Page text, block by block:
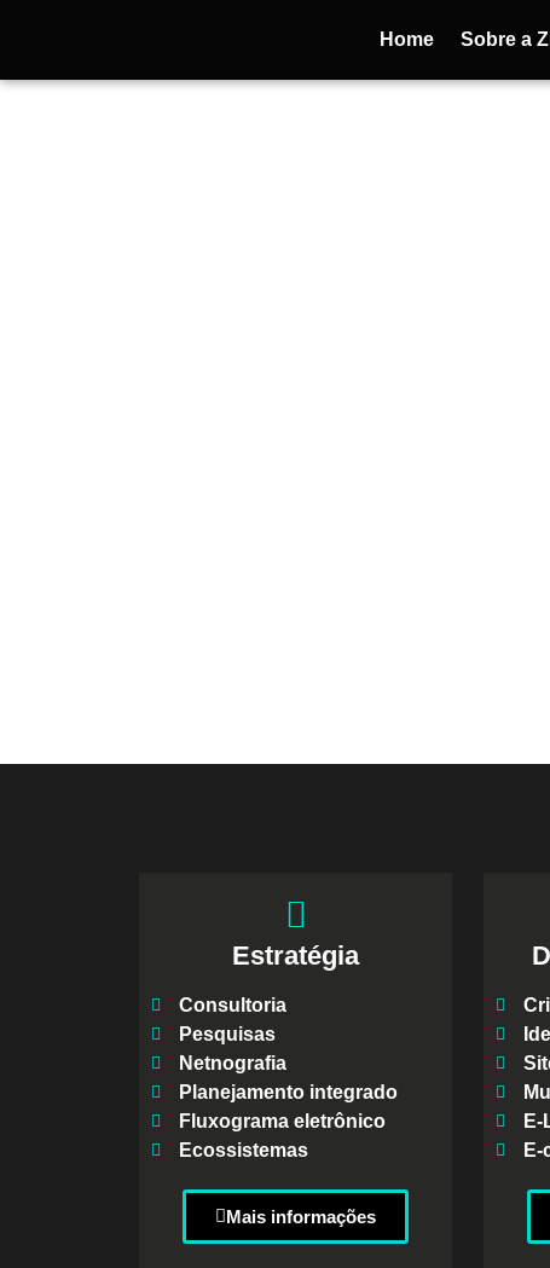
Home Sobre a
Estratégia
Consultoria
Pesquisas
Netnografia
Planejamento integrado
Fluxograma eletrônico
Ecossistemas
Mais informações